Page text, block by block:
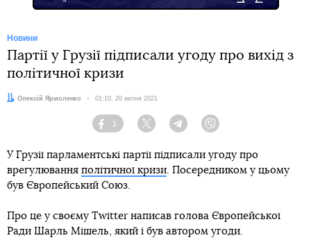
Новини
Партії у Грузії підписали угоду про вихід з
політичної кризи
Автор:
Олексій Ярмоленко Дата:
01:10, 20 квітня 2021
Facebook
1
Twitter TelegramViber
У Грузії парламентські партії підписали угоду про
врегулювання політичної кризи. Посередником у цьому
був Європейський Союз.
Про це у своєму Twitter написав голова Європейської
Ради Шарль Мішель, який і був автором угоди.